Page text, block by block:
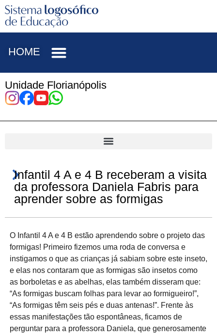
HOME
Unidade Florianópolis
Infantil 4 A e 4 B receberam a visita
da professora Daniela Fabris para
aprender sobre as formigas
O Infantil 4 A e 4 B estão aprendendo sobre o projeto das
formigas! Primeiro fizemos uma roda de conversa e
instigamos o que as crianças já sabiam sobre este inseto,
e elas nos contaram que as formigas são insetos como
as borboletas e as abelhas, elas também disseram que:
“As formigas buscam folhas para levar ao formigueiro!”,
“As formigas têm seis pés e duas antenas!”. Frente às
essas manifestações tão espontâneas, ficamos de
perguntar para a professora Daniela, que generosamente